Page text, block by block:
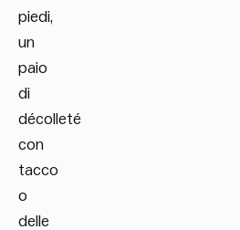
piedi,
un
paio
di
décolleté
con
tacco
o
delle